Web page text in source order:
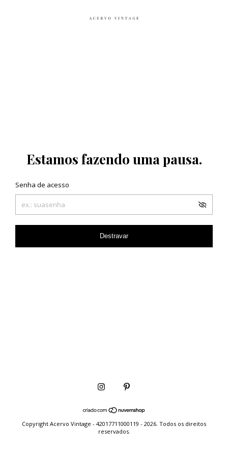
Estamos fazendo uma pausa.
Senha de acesso
Destravar
Copyright Acervo Vintage - 42017711000119 - 2026. Todos os direitos
reservados.